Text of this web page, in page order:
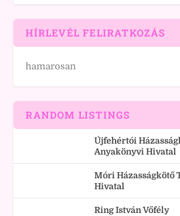
HÍRLEVÉL FELIRATKOZÁS
hamarosan
RANDOM LISTINGS
Újfehértói
Anyakönyvi Hivatal
Móri Házasságkötő
Hivatal
Ring István Vőfély